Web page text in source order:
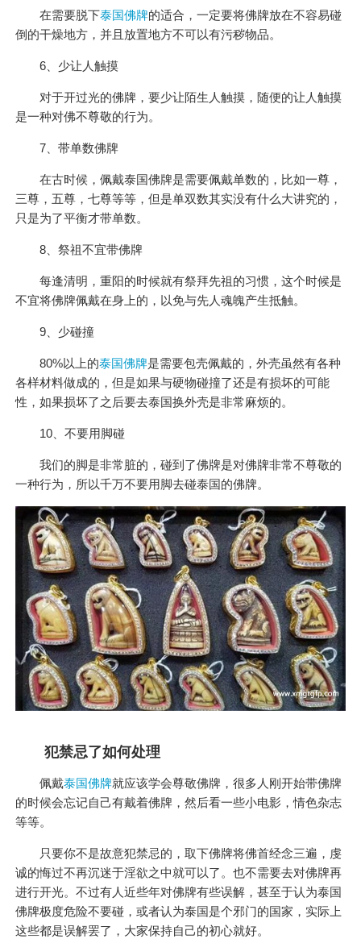
在需要脱下泰国佛牌的适合，一定要将佛牌放在不容易碰
倒的干燥地方，并且放置地方不可以有污秽物品。
6、少让人触摸
对于开过光的佛牌，要少让陌生人触摸，随便的让人触摸
是一种对佛不尊敬的行为。
7、带单数佛牌
在古时候，佩戴泰国佛牌是需要佩戴单数的，比如一尊，
三尊，五尊，七尊等等，但是单双数其实没有什么大讲究的，
只是为了平衡才带单数。
8、祭祖不宜带佛牌
每逢清明，重阳的时候就有祭拜先祖的习惯，这个时候是
不宜将佛牌佩戴在身上的，以免与先人魂魄产生抵触。
9、少碰撞
80%以上的泰国佛牌是需要包壳佩戴的，外壳虽然有各种
各样材料做成的，但是如果与硬物碰撞了还是有损坏的可能
性，如果损坏了之后要去泰国换外壳是非常麻烦的。
10、不要用脚碰
我们的脚是非常脏的，碰到了佛牌是对佛牌非常不尊敬的
一种行为，所以千万不要用脚去碰泰国的佛牌。
犯禁忌了如何处理
佩戴泰国佛牌就应该学会尊敬佛牌，很多人刚开始带佛牌
的时候会忘记自己有戴着佛牌，然后看一些小电影，情色杂志
等等。
只要你不是故意犯禁忌的，取下佛牌将佛首经念三遍，虔
诚的悔过不再沉迷于淫欲之中就可以了。也不需要去对佛牌再
进行开光。不过有人近些年对佛牌有些误解，甚至于认为泰国
佛牌极度危险不要碰，或者认为泰国是个邪门的国家，实际上
这些都是误解罢了，大家保持自己的初心就好。